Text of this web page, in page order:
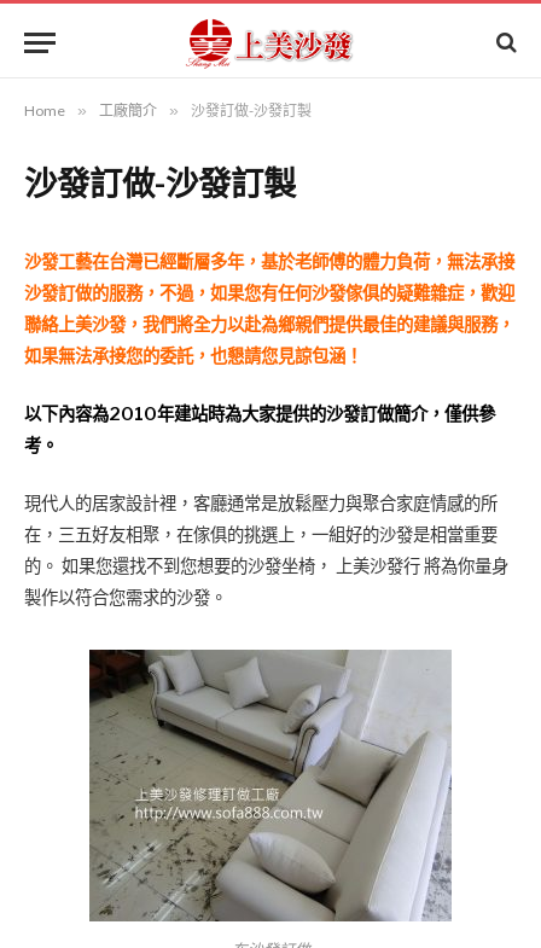
Home » 工廠簡介 » 沙發訂做-沙發訂製
沙發訂做-沙發訂製
沙發工藝在台灣已經斷層多年，基於老師傅的體力負荷，無法承接
沙發訂做的服務，不過，如果您有任何沙發傢俱的疑難雜症，歡迎
聯絡上美沙發，我們將全力以赴為鄉親們提供最佳的建議與服務，
如果無法承接您的委託，也懇請您見諒包涵！
以下內容為2010年建站時為大家提供的沙發訂做簡介，僅供參
考。
現代人的居家設計裡，客廳通常是放鬆壓力與聚合家庭情感的所
在，三五好友相聚，在傢俱的挑選上，一組好的沙發是相當重要
的。 如果您還找不到您想要的沙發坐椅， 上美沙發行 將為你量身
製作以符合您需求的沙發。